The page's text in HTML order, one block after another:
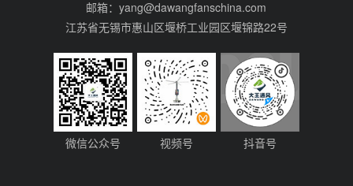
邮箱：yang@dawangfanschina.com
江苏省无锡市惠山区堰桥工业园区堰锦路22号
微信公众号 视频号 抖音号